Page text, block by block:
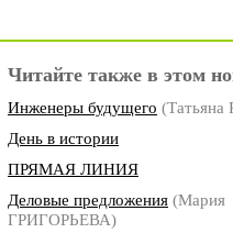
Читайте также в этом
Инженеры будущего
День в истории
ПРЯМАЯ ЛИНИЯ
Деловые предложения (Мария
ГРИГОРЬЕВА)